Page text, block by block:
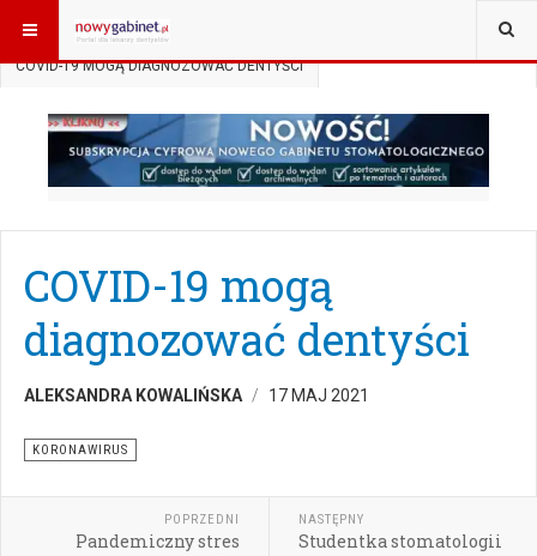
JESTEŚ TUTAJ: START
COVID-19 MOGĄ DIAGNOZOWAĆ DENTYŚCI
COVID-19 mogą
diagnozować dentyści
ALEKSANDRA KOWALIŃSKA 17 MAJ 2021
KORONAWIRUS
POPRZEDNI
Pandemiczny stres
NASTĘPNY
Studentka stomatologii